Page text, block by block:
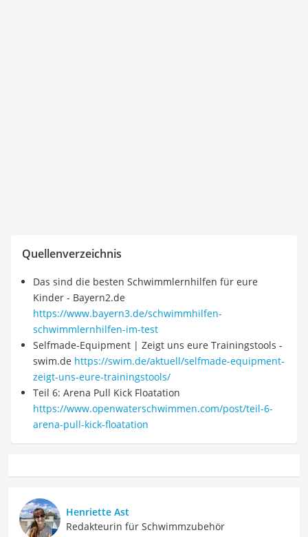
Quellenverzeichnis
Das sind die besten Schwimmlernhilfen für eure
Kinder - Bayern2.de
https://www.bayern3.de/schwimmhilfen-
schwimmlernhilfen-im-test
Selfmade-Equipment | Zeigt uns eure Trainingstools -
swim.de https://swim.de/aktuell/selfmade-equipment-
zeigt-uns-eure-trainingstools/
Teil 6: Arena Pull Kick Floatation
https://www.openwaterschwimmen.com/post/teil-6-
arena-pull-kick-floatation
Henriette Ast
Redakteurin für Schwimmzubehör